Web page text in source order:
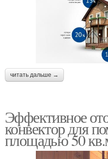
читать дальше →
Эффективное
конвектор для
площадью 50